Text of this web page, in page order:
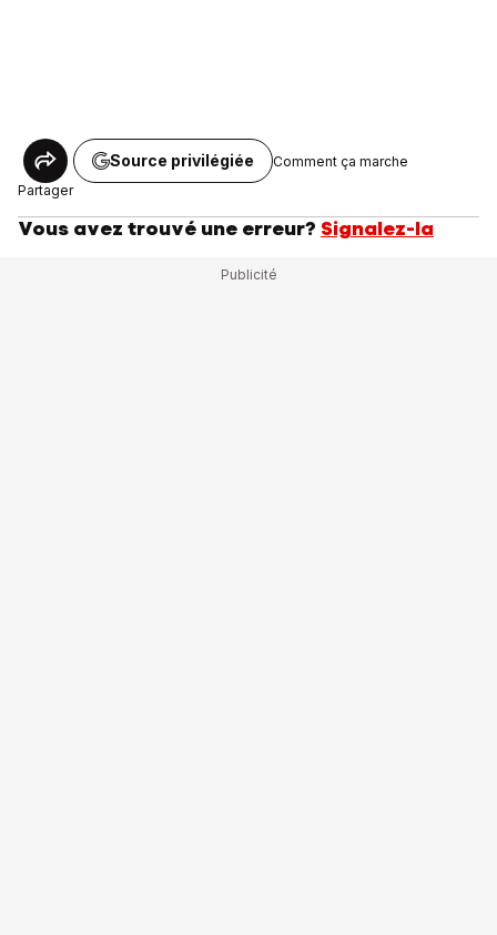
Partager
Source privilégiée Comment ça marche
Vous avez trouvé une erreur? Signalez-la